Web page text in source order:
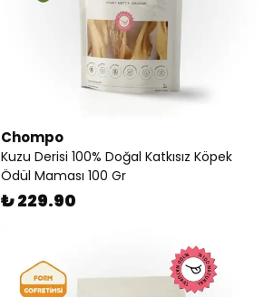
Chompo
Kuzu Derisi 100% Doğal Katkısız Köpek
Ödül Maması 100 Gr
₺ 229.90